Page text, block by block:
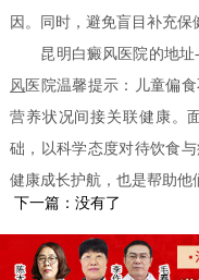
因。同时，避免盲目补充保
昆明白癜风医院的地址-
风 医院温馨提示：儿童偏
营养状况间接关联健康。
础，以科学态度对待饮食
健康成长护航，也是帮助他
下一篇：没有了